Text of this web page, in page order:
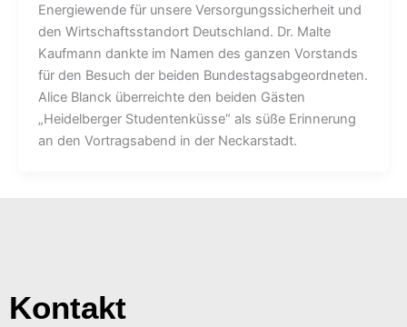
Energiewende für unsere Versorgungssicherheit und
den Wirtschaftsstandort Deutschland. Dr. Malte
Kaufmann dankte im Namen des ganzen Vorstands
für den Besuch der beiden Bundestagsabgeordneten.
Alice Blanck überreichte den beiden Gästen
„Heidelberger Studentenküsse“ als süße Erinnerung
an den Vortragsabend in der Neckarstadt.
Kontakt